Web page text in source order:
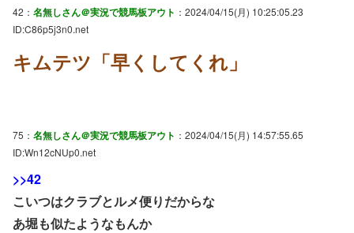
42： 名無しさん＠実況で競馬板アウト ：2024/04/15(月) 10:25:05.23
ID:C86p5j3n0.net
キムテツ「早くしてくれ」
75： 名無しさん＠実況で競馬板アウト ：2024/04/15(月) 14:57:55.65
ID:Wn12cNUp0.net
>>42
こいつはクラブとルメ便りだからな
あ堀も似たようなもんか